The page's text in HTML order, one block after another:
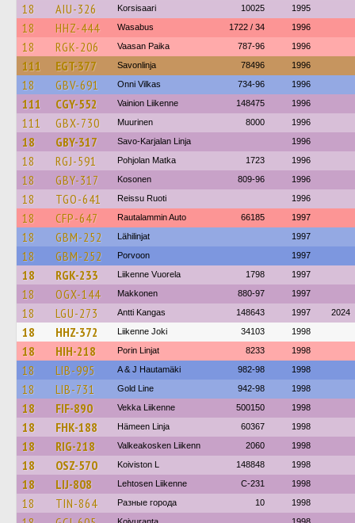
18 AIU-326 Korsisaari 10025 1995
18 HHZ-444 Wasabus 1722 / 34 1996
18 RGK-206 Vaasan Paika 787-96 1996
111 EGT-377 Savonlinja 78496 1996
18 GBV-691 Onni Vilkas 734-96 1996
111 CGY-552 Vainion Liikenne 148475 1996
111 GBX-730 Muurinen 8000 1996
18 GBY-317 Savo-Karjalan Linja 1996
18 RGJ-591 Pohjolan Matka 1723 1996
18 GBY-317 Kosonen 809-96 1996
18 TGO-641 Reissu Ruoti 1996
18 CFP-647 Rautalammin Auto 66185 1997
18 GBM-252 Lähilinjat 1997
18 GBM-252 Porvoon 1997
18 RGK-233 Liikenne Vuorela 1798 1997
18 OGX-144 Makkonen 880-97 1997
18 LGU-273 Antti Kangas 148643 1997 2024
18 HHZ-372 Liikenne Joki 34103 1998
18 HIH-218 Porin Linjat 8233 1998
18 LIB-995 A & J Hautamäki 982-98 1998
18 LIB-731 Gold Line 942-98 1998
18 FIF-890 Vekka Liikenne 500150 1998
18 FHK-188 Hämeen Linja 60367 1998
18 RIG-218 Valkeakosken Liikenn 2060 1998
18 OSZ-570 Koiviston L 148848 1998
18 LIJ-808 Lehtosen Liikenne C-231 1998
18 TIN-864 Разные города 10 1998